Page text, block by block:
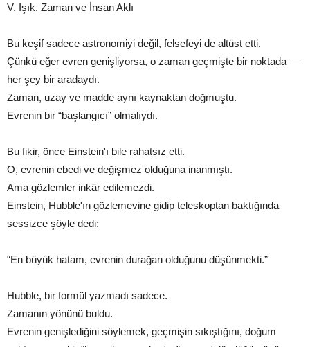
V. Işık, Zaman ve İnsan Aklı
Bu keşif sadece astronomiyi değil, felsefeyi de altüst etti.
Çünkü eğer evren genişliyorsa, o zaman geçmişte bir noktada —
her şey bir aradaydı.
Zaman, uzay ve madde aynı kaynaktan doğmuştu.
Evrenin bir “başlangıcı” olmalıydı.
Bu fikir, önce Einstein'ı bile rahatsız etti.
O, evrenin ebedi ve değişmez olduğuna inanmıştı.
Ama gözlemler inkâr edilemezdi.
Einstein, Hubble'ın gözlemevine gidip teleskoptan baktığında
sessizce şöyle dedi:
“En büyük hatam, evrenin durağan olduğunu düşünmekti.”
Hubble, bir formül yazmadı sadece.
Zamanın yönünü buldu.
Evrenin genişlediğini söylemek, geçmişin sıkıştığını, doğum